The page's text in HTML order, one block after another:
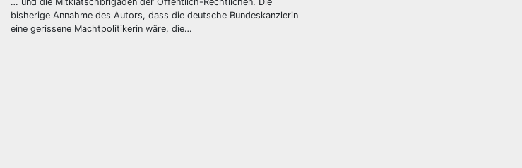
bisherige Annahme des Autors, dass die deutsche Bundeskanzlerin
eine gerissene Machtpolitikerin wäre, die…